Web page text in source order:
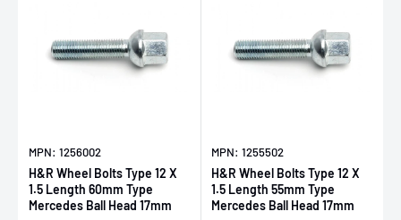
MPN: 1256002
H&R Wheel Bolts Type 12 X
1.5 Length 60mm Type
Mercedes Ball Head 17mm
MPN: 1255502
H&R Wheel Bolts Type 12 X
1.5 Length 55mm Type
Mercedes Ball Head 17mm